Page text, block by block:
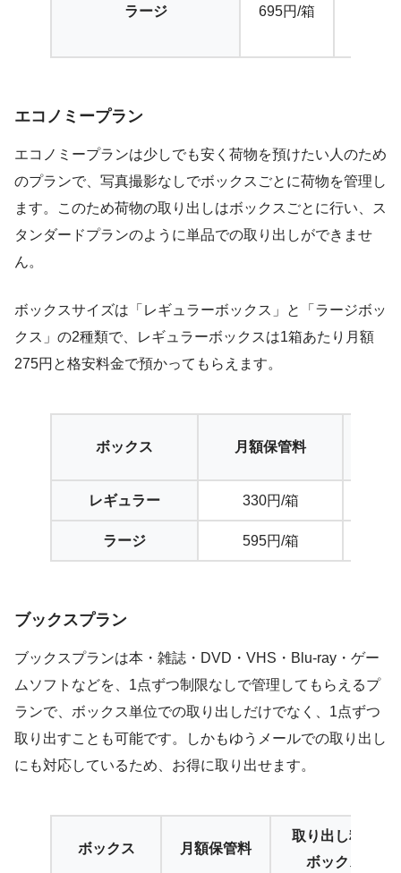
ラージ 695円/箱
エコノミープラン
エコノミープランは少しでも安く荷物を預けたい人のため
のプランで、写真撮影なしでボックスごとに荷物を管理し
ます。このため荷物の取り出しはボックスごとに行い、ス
タンダードプランのように単品での取り出しができませ
ん。
ボックスサイズは「レギュラーボックス」と「ラージボッ
クス」の2種類で、レギュラーボックスは1箱あたり月額
275円と格安料金で預かってもらえます。
ボックス 月額保管料
レギュラー 330円/箱
ラージ 595円/箱
ブックスプラン
ブックスプランは本・雑誌・DVD・VHS・Blu-ray・ゲー
ムソフトなどを、1点ずつ制限なしで管理してもらえるプ
ランで、ボックス単位での取り出しだけでなく、1点ずつ
取り出すことも可能です。しかもゆうメールでの取り出し
にも対応しているため、お得に取り出せます。
ボックス 月額保管料
取り出し料金
ボックス